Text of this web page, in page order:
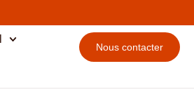
Nous contacter